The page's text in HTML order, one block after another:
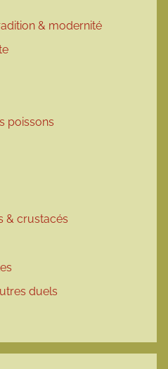
& modernité
poissons
& crustacés
duels